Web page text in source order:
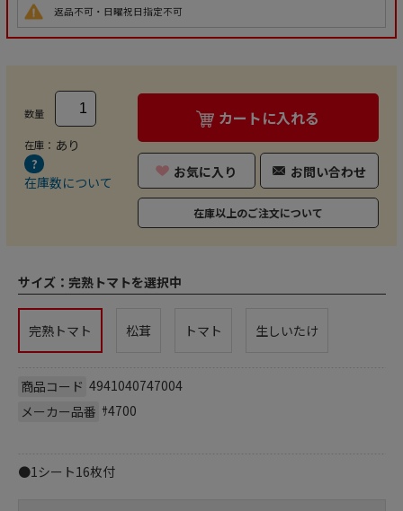
返品不可・日曜祝日指定不可
数量
在庫： あり
在庫数について
カートに入れる
お気に入り お問い合わせ
在庫以上のご注文について
サイズ： 完熟トマトを選択中
完熟トマト 松茸 トマト 生しいたけ
商品コード 4941040747004
メーカー品番 ｻ4700
●1シート16枚付